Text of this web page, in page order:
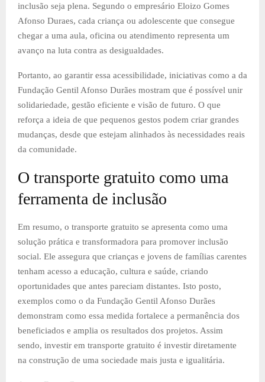
inclusão seja plena. Segundo o empresário Eloizo Gomes
Afonso Duraes, cada criança ou adolescente que consegue
chegar a uma aula, oficina ou atendimento representa um
avanço na luta contra as desigualdades.
Portanto, ao garantir essa acessibilidade, iniciativas como a da
Fundação Gentil Afonso Durães mostram que é possível unir
solidariedade, gestão eficiente e visão de futuro. O que
reforça a ideia de que pequenos gestos podem criar grandes
mudanças, desde que estejam alinhados às necessidades reais
da comunidade.
O transporte gratuito como uma
ferramenta de inclusão
Em resumo, o transporte gratuito se apresenta como uma
solução prática e transformadora para promover inclusão
social. Ele assegura que crianças e jovens de famílias carentes
tenham acesso a educação, cultura e saúde, criando
oportunidades que antes pareciam distantes. Isto posto,
exemplos como o da Fundação Gentil Afonso Durães
demonstram como essa medida fortalece a permanência dos
beneficiados e amplia os resultados dos projetos. Assim
sendo, investir em transporte gratuito é investir diretamente
na construção de uma sociedade mais justa e igualitária.